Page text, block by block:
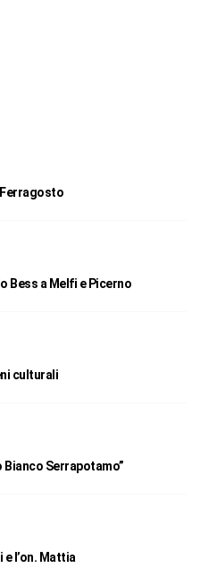
Bess a Melfi e Picerno
culturali
Serrapotamo”
l’on. Mattia